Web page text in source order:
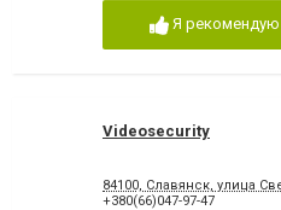
Я рекомендую
Videosecurity
84100, Славянск, улица
+380(66)047-97-47